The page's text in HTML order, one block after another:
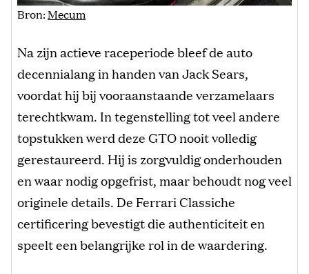
Bron:Mecum
Na zijn actieve raceperiode bleef de auto
decennialang in handen van Jack Sears,
voordat hij bij vooraanstaande verzamelaars
terechtkwam. In tegenstelling tot veel andere
topstukken werd deze GTO nooit volledig
gerestaureerd. Hij is zorgvuldig onderhouden
en waar nodig opgefrist, maar behoudt nog veel
originele details. De Ferrari Classiche
certificering bevestigt die authenticiteit en
speelt een belangrijke rol in de waardering.